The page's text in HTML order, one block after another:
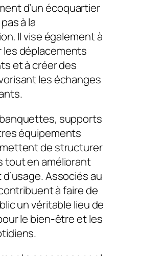
d’un écoquartier
à la
Il vise également à
déplacements
et à créer des
les échanges
supports
équipements
de structurer
tout en améliorant
Associés au
à faire de
un véritable lieu de
le bien-être et les